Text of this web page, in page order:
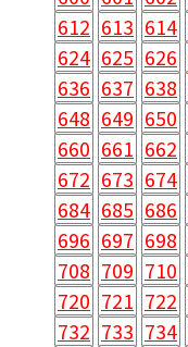
612 613 614
624 625 626
636 637 638
648 649 650
660 661 662
672 673 674
684 685 686
696 697 698
708 709 710
720 721 722
732 733 734